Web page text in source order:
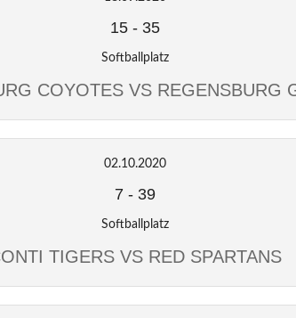
15- 35
Softballplatz
COYOTES VS REGENSBURG
02.10.2020
7- 39
Softballplatz
TIGERS VS RED SPARTANS